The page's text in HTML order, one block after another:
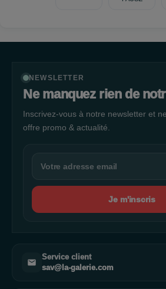
NEWSLETTER
Ne manquez rien de
Inscrivez-vous à notre newsletter et
offre promo & actualité.
Je m'inscris
Service client
sav@la-galerie.com